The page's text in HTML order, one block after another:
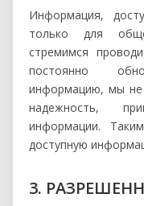
Информация,
только для
стремимся
постоянно
информацию, мы не
надежность,
информации.
доступную
3.